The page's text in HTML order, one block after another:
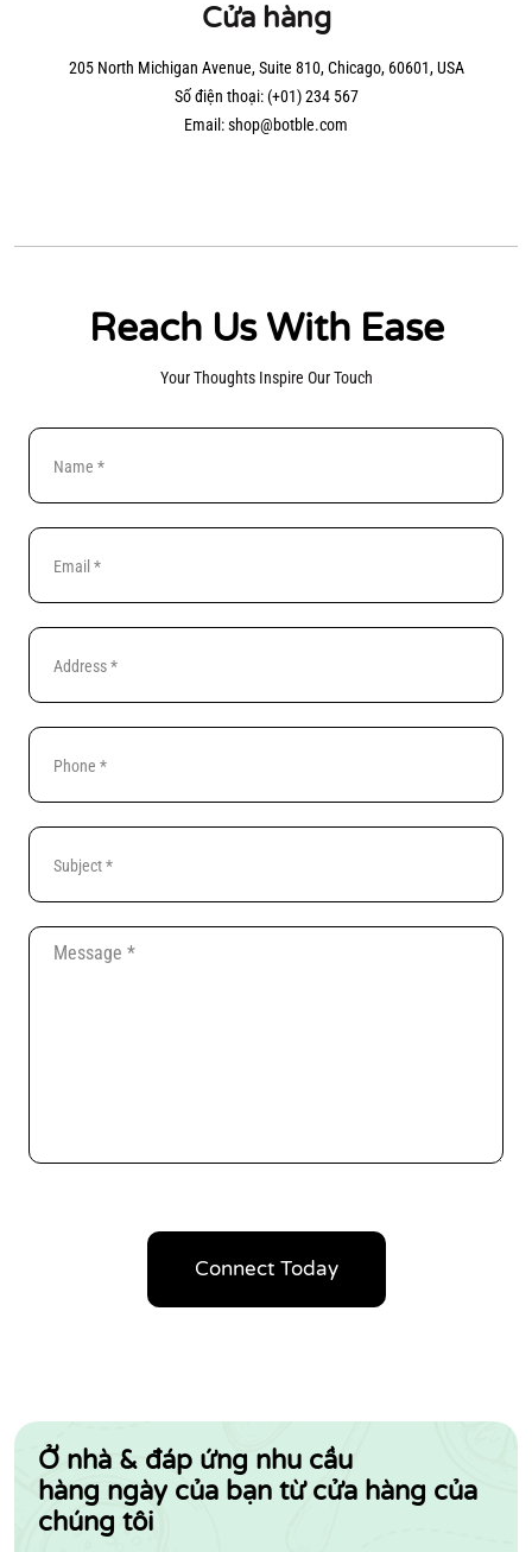
Cửa hàng
205 North Michigan Avenue, Suite 810, Chicago, 60601, USA
Số điện thoại:(+01) 234 567
Email:shop@botble.com
Reach Us With Ease
Your Thoughts Inspire Our Touch
Connect Today
Ở nhà & đáp ứng nhu cầu
hàng ngày của bạn từ cửa hàng của
chúng tôi